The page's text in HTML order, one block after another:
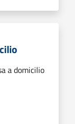
a domicilio